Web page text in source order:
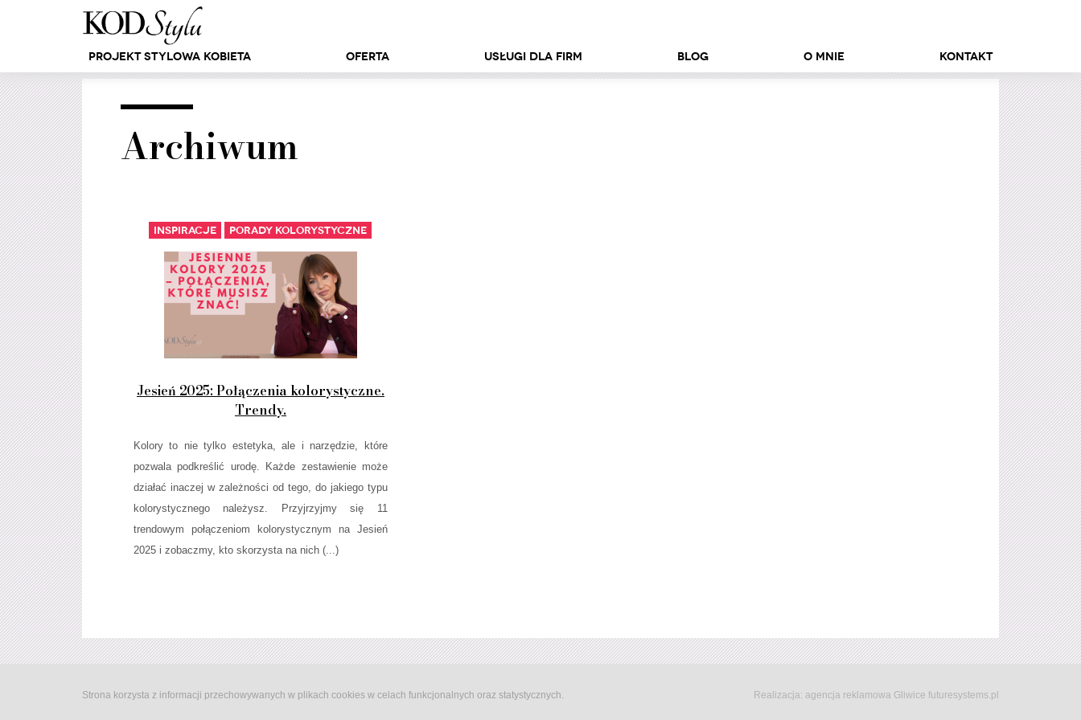
Projekt Stylowa Kobieta Oferta Usługi dla firm Blog O mnie Kontakt
Archiwum
Inspiracje Porady kolorystyczne
Jesień 2025: Połączenia kolorystyczne.
Trendy.
Kolory to nie tylko estetyka, ale i narzędzie, które
pozwala podkreślić urodę. Każde zestawienie może
działać inaczej w zależności od tego, do jakiego typu
kolorystycznego należysz. Przyjrzyjmy się 11
trendowym połączeniom kolorystycznym na Jesień
2025 i zobaczmy, kto skorzysta na nich (...)
Strona korzysta z informacji przechowywanych w plikach cookies w celach funkcjonalnych oraz statystycznych. Realizacja: agencja reklamowa Gliwice futuresystems.pl